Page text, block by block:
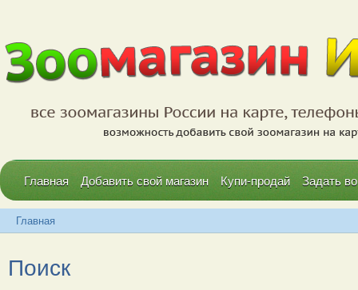
Главная Добавить свой магазин Купи-продай Задать
Главная
Поиск